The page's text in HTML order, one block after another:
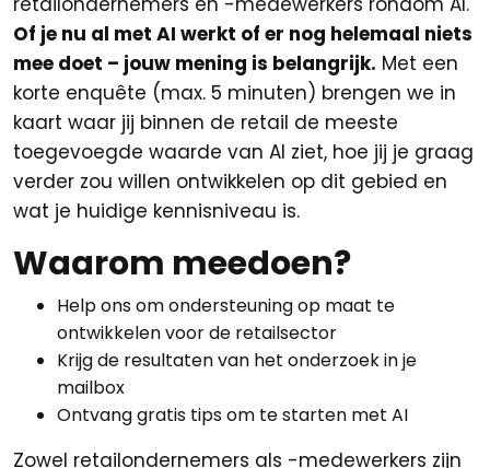
Of je nu al met AI werkt of er nog helemaal niets
mee doet – jouw mening is belangrijk. Met een
korte enquête (max. 5 minuten) brengen we in
kaart waar jij binnen de retail de meeste
toegevoegde waarde van AI ziet, hoe jij je graag
verder zou willen ontwikkelen op dit gebied en
wat je huidige kennisniveau is.
Waarom meedoen?
Help ons om ondersteuning op maat te
ontwikkelen voor de retailsector
Krijg de resultaten van het onderzoek in je
mailbox
Ontvang gratis tips om te starten met AI
Zowel retailondernemers als -medewerkers zijn